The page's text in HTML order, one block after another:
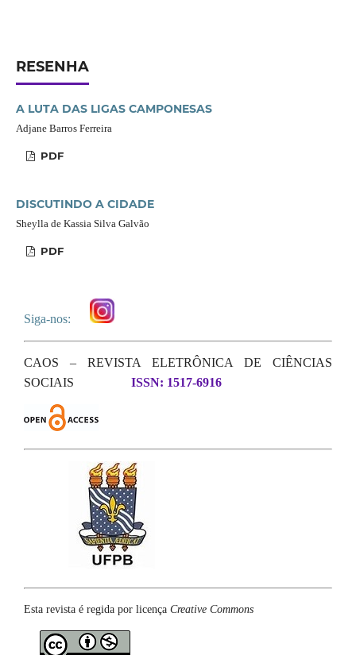
RESENHA
A LUTA DAS LIGAS CAMPONESAS
Adjane Barros Ferreira
PDF
DISCUTINDO A CIDADE
Sheylla de Kassia Silva Galvão
PDF
Siga-nos:
CAOS – REVISTA ELETRÔNICA DE CIÊNCIAS
SOCIAIS
ISSN: 1517-6916
Esta revista é regida por licença Creative Commons